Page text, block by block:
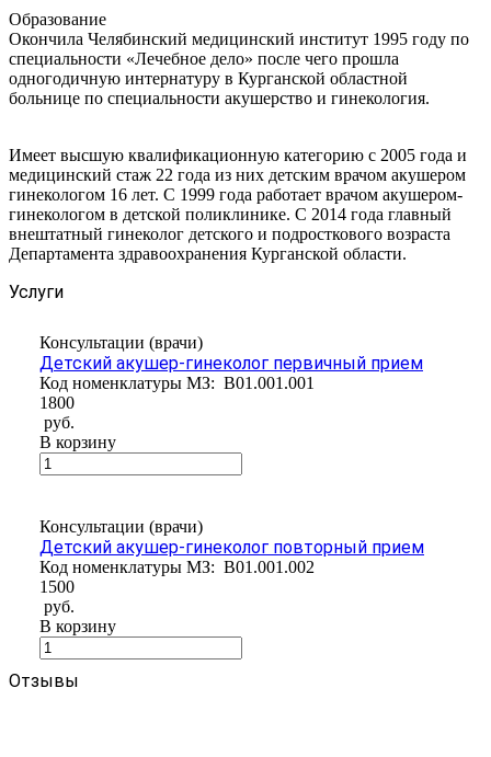
Образование
Окончила Челябинский медицинский институт 1995 году по
специальности «Лечебное дело» после чего прошла
одногодичную интернатуру в Курганской областной
больнице по специальности акушерство и гинекология.
Имеет высшую квалификационную категорию с 2005 года и
медицинский стаж 22 года из них детским врачом акушером
гинекологом 16 лет. С 1999 года работает врачом акушером-
гинекологом в детской поликлинике. С 2014 года главный
внештатный гинеколог детского и подросткового возраста
Департамента здравоохранения Курганской области.
Услуги
Консультации (врачи)
Детский акушер-гинеколог первичный прием
Код номенклатуры МЗ: B01.001.001
1800
руб.
В корзину
Консультации (врачи)
Детский акушер-гинеколог повторный прием
Код номенклатуры МЗ: B01.001.002
1500
руб.
В корзину
Отзывы